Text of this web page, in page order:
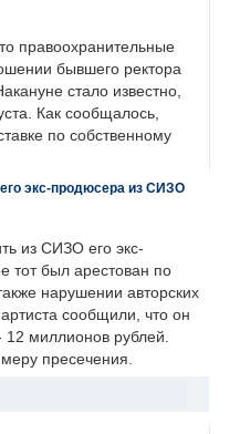
правоохранительные
бывшего ректора
стало известно,
Как сообщалось,
по собственному
экс-продюсера из СИЗО
из СИЗО его экс-
тот был арестован по
нарушении авторских
сообщили, что он
12 миллионов рублей.
пресечения.